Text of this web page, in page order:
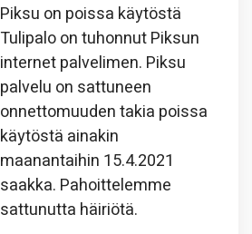
Piksu on poissa käytöstä
Tulipalo on tuhonnut Piksun
internet palvelimen. Piksu
palvelu on sattuneen
onnettomuuden takia poissa
käytöstä ainakin
maanantaihin 15.4.2021
saakka. Pahoittelemme
sattunutta häiriötä.